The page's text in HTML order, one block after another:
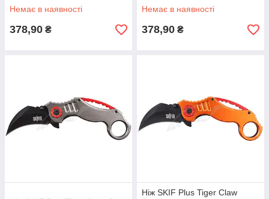
Немає в наявності
378,90 ₴
Немає в наявності
378,90 ₴
Ніж SKIF Plus Tiger Claw